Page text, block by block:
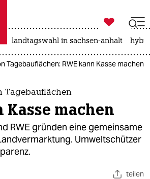
taz zahl ich
taz zahl ich

taz zahl ich
landtagswahl in sachsen-anhalt
Tagebauflächen: RWE kann Kasse machen
Tagebauflächen
Kasse machen
RWE gründen eine gemeinsame
Umweltschützer
teilen